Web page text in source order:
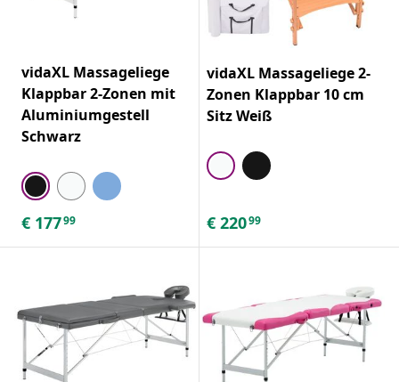
vidaXL Massageliege
Klappbar 2-Zonen mit
Aluminiumgestell
Schwarz
€ 17799
vidaXL Massageliege 2-
Zonen Klappbar 10 cm
Sitz Weiß
€ 22099